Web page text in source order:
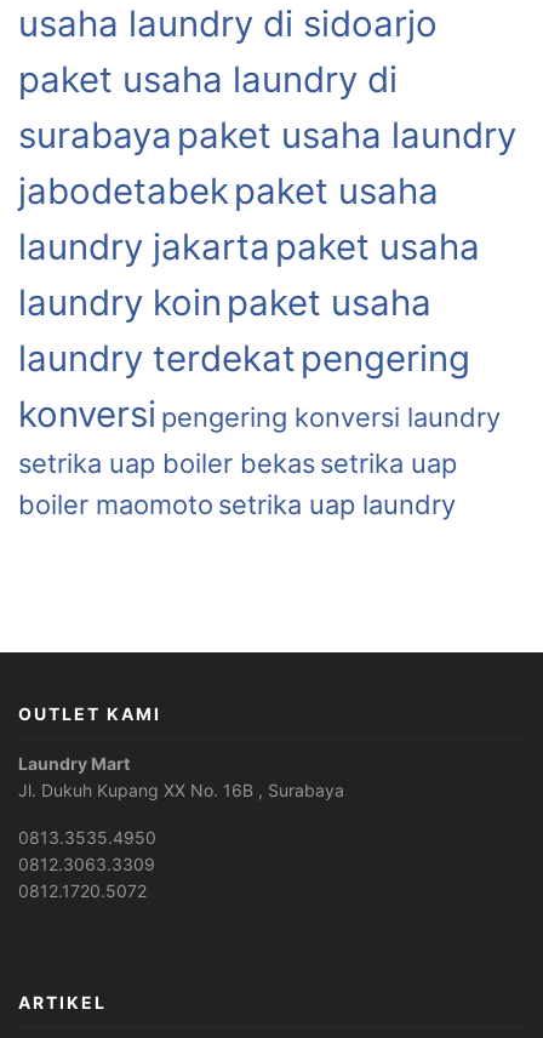
usaha laundry di sidoarjo
paket usaha laundry di
surabaya paket usaha laundry
jabodetabek paket usaha
laundry jakarta paket usaha
laundry koin paket usaha
laundry terdekat pengering
konversi pengering konversi laundry
setrika uap boiler bekassetrika uap
boiler maomoto setrika uap laundry
OUTLET KAMI
Laundry Mart
Jl. Dukuh Kupang XX No. 16B , Surabaya
0813.3535.4950
0812.3063.3309
0812.1720.5072
ARTIKEL